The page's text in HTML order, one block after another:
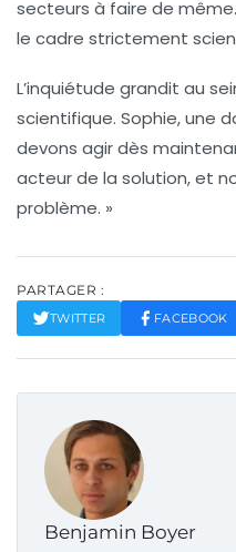
secteurs à faire de
le cadre strictement
L’inquiétude grandit au
scientifique. Sophie, une
devons agir dès
acteur de la solution, et
problème. »
PARTAGER :
TWITTER FACEBOOK
Benjamin Boyer